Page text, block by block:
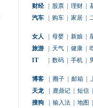
财经
股票 理财
汽车
购车 家居
女人 母婴 新娘
旅游
天气 健康
IT
数码 手机
博客 圈子 邮箱
天龙
鹿鼎记 短信
搜狗
输入法 地图